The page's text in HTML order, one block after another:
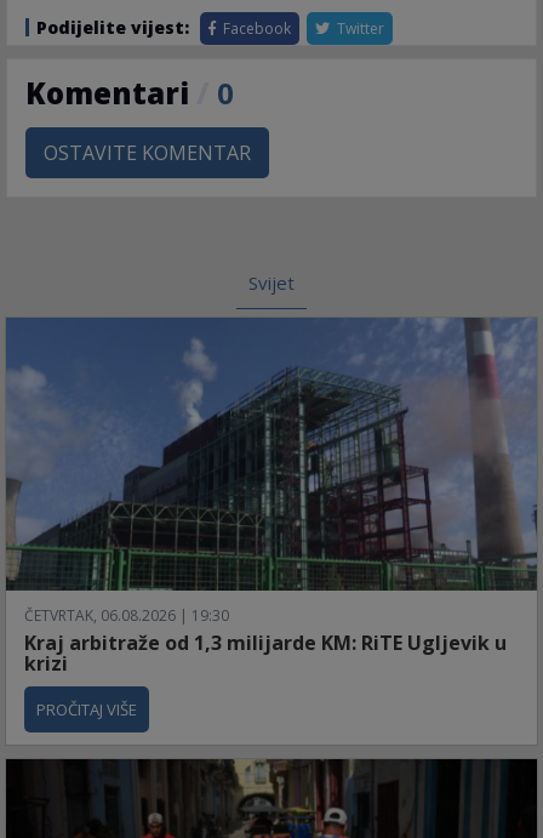
Podijelite vijest: Facebook Twitter
Komentari 0
OSTAVITE KOMENTAR
Svijet
ČETVRTAK, 06.08.2026 | 19:30
Kraj arbitraže od 1,3 milijarde KM: RiTE Ugljevik u
krizi
PROČITAJ VIŠE